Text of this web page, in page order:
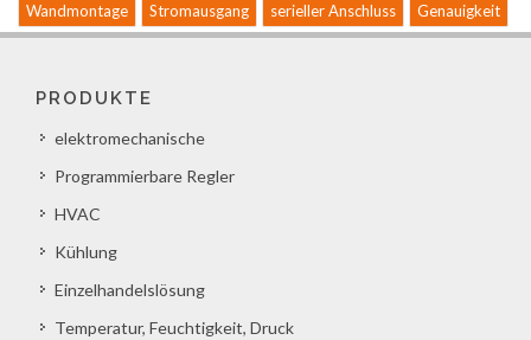
Wandmontage
Stromausgang serieller Anschluss Genauigkeit
PRODUKTE
elektromechanische
Programmierbare Regler
HVAC
Kühlung
Einzelhandelslösung
Temperatur, Feuchtigkeit, Druck